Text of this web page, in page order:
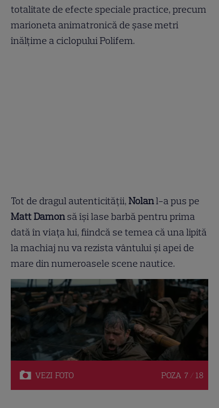
totalitate de efecte speciale practice, precum
marioneta animatronică de șase metri
înălțime a ciclopului Polifem.
Tot de dragul autenticității,Nolanl-a pus pe
Matt Damon să își lase barbă pentru prima
dată în viața lui, fiindcă se temea că una lipită
la machiaj nu va rezista vântului și apei de
mare din numeroasele scene nautice.
VEZI FOTO POZA 7 / 18